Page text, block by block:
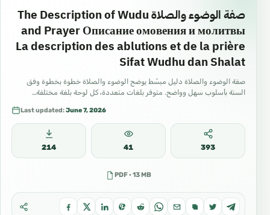
صفة الوضوء والصلاة The Description of Wudu
and Prayer Описание омовения и молитвы
La description des ablutions et de la prière
Sifat Wudhu dan Shalat
صفة الوضوء والصلاة دليل مبسّط يوضح الوضوء والصلاة خطوة بخطوة وفق
السنة بأسلوب سهل وواضح. متوفر بلغات متعددة، كل لوحة بلغة مختلفة…
Last updated:June 7, 2026
214 41 393
PDF · 13 MB